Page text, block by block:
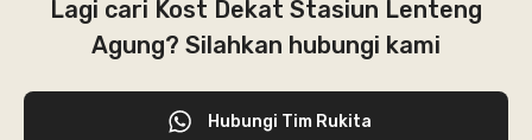
Lagi cari Kost Dekat Stasiun Lenteng
Agung? Silahkan hubungi kami
Hubungi Tim Rukita